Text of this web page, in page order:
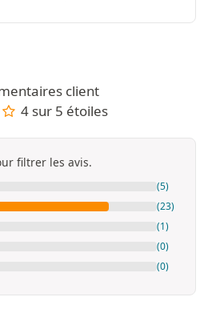
client
4 sur 5 étoiles
filtrer les avis.
(5)
(23)
(1)
(0)
(0)